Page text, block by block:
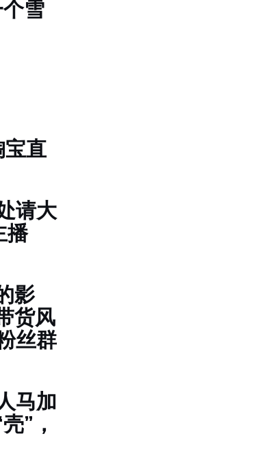
雪
宝直
请大
播
影
货风
丝群
马加
”，